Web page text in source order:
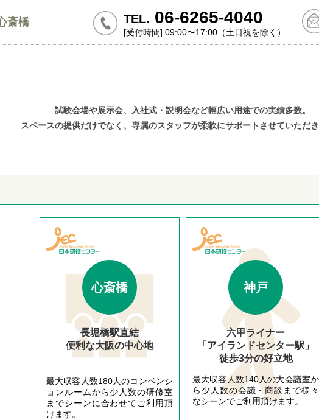
斎橋 TEL. 06-6265-4040
[受付時間] 09:00〜17:00（土日祝を除く）
試験会場や展示会、入社式・説明会など幅広い用途での実績多数。
スペースの提供だけでなく、専属のスタッフが柔軟にサポートさせていただき
心斎橋
長堀橋駅直結
便利な大阪の中心地
最大収容人数180人のコンベンシ
ョンルームから少人数の研修室
までシーンに合わせてご利用頂
けます。
神戸
六甲ライナー
「アイランドセンター駅」
徒歩3分の好立地
最大収容人数140人の大会議室か
ら少人数の会議・商談まで様々
なシーンでご利用頂けます。